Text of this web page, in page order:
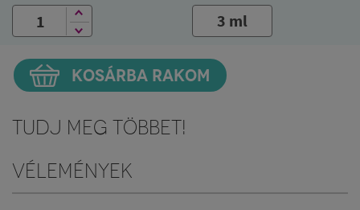
3 ml
KOSÁRBA RAKOM
Tudj meg többet!
Vélemények